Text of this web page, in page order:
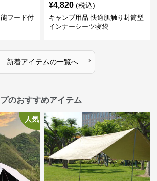
フード付
¥4,820 (税込)
キャンプ用品 快適肌触り封筒型
インナーシーツ寝袋
新着アイテムの一覧へ ›
のおすすめアイテム
人気